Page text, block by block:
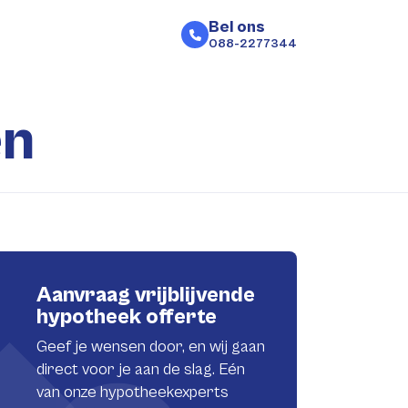
Bel ons
088-2277344
Aanvraag vrijblijvende
hypotheek offerte
Geef je wensen door, en wij gaan
direct voor je aan de slag. Eén
van onze hypotheekexperts